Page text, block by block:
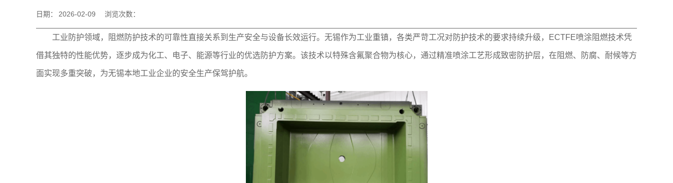
日期： 2026-02-09 浏览次数：
工业防护领域，阻燃防护技术的可靠性直接关系到生产安全与设备长效运行。无锡作为工业重镇，各类严苛工况对防护技术的要求持续升级，ECTFE喷涂阻燃技术凭
借其独特的性能优势，逐步成为化工、电子、能源等行业的优选防护方案。该技术以特殊含氟聚合物为核心，通过精准喷涂工艺形成致密防护层，在阻燃、防腐、耐候等方
面实现多重突破，为无锡本地工业企业的安全生产保驾护航。